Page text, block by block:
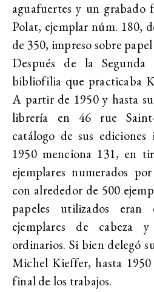
aguafuertes y un grabado
Polat, ejemplar núm. 180,
de 350, impreso sobre
Después de la
bibliofilia que practicaba
A partir de 1950 y hasta
librería en 46 rue
catálogo de sus
1950 menciona 131, en
ejemplares numerados
con alrededor de 500
papeles utilizados
ejemplares de cabeza
ordinarios. Si bien delegó
Michel Kieffer, hasta
final de los trabajos.